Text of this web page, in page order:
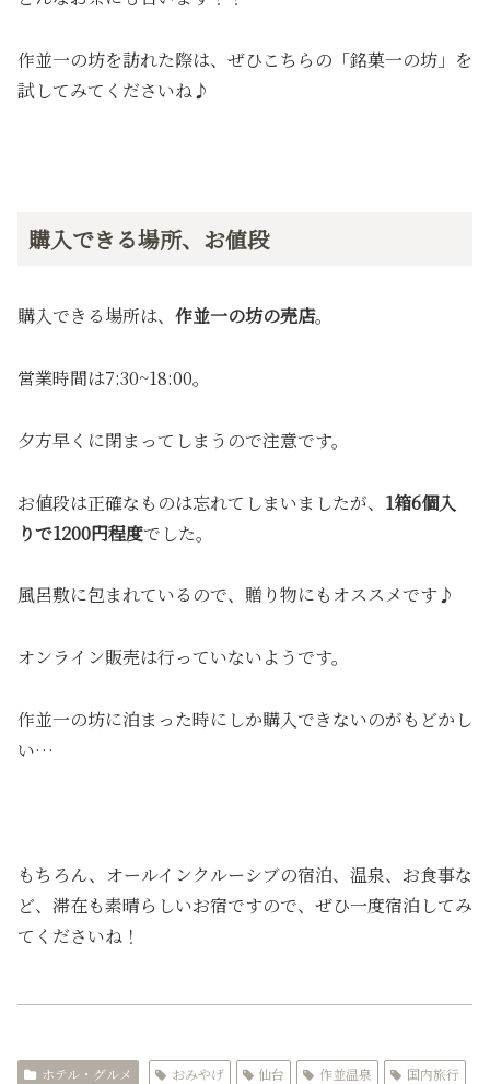
作並一の坊を訪れた際は、ぜひこちらの「銘菓一の坊」を
試してみてくださいね♪
購入できる場所、お値段
購入できる場所は、 作並一の坊の売店。
営業時間は7:30~18:00。
夕方早くに閉まってしまうので注意です。
お値段は正確なものは忘れてしまいましたが、 1箱6個入
りで1200円程度でした。
風呂敷に包まれているので、贈り物にもオススメです♪
オンライン販売は行っていないようです。
作並一の坊に泊まった時にしか購入できないのがもどかし
い…
もちろん、オールインクルーシブの宿泊、温泉、お食事な
ど、滞在も素晴らしいお宿ですので、ぜひ一度宿泊してみ
てくださいね！
ホテル・グルメ おみやげ 仙台 作並温泉 国内旅行